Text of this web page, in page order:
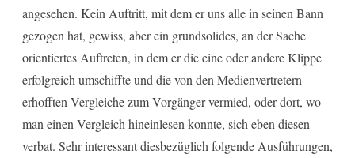
angesehen. Kein Auftritt, mit dem er uns alle in seinen Bann
gezogen hat, gewiss, aber ein grundsolides, an der Sache
orientiertes Auftreten, in dem er die eine oder andere Klippe
erfolgreich umschiffte und die von den Medienvertretern
erhofften Vergleiche zum Vorgänger vermied, oder dort, wo
man einen Vergleich hineinlesen konnte, sich eben diesen
verbat. Sehr interessant diesbezüglich folgende Ausführungen,